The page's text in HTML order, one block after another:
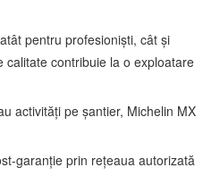
pentru profesioniști, cât și
contribuie la o exploatare
activități pe șantier, Michelin MX
garanție prin rețeaua autorizată